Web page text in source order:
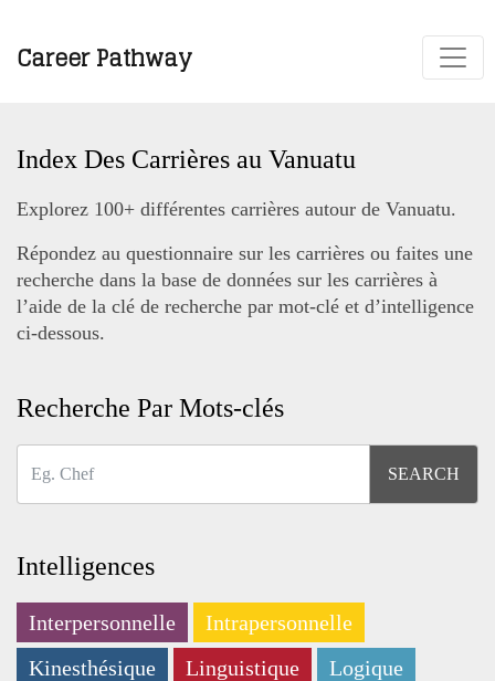
Career Pathway
Index Des Carrières au Vanuatu
Explorez 100+ différentes carrières autour de Vanuatu.
Répondez au questionnaire sur les carrières ou faites une
recherche dans la base de données sur les carrières à
l’aide de la clé de recherche par mot-clé et d’intelligence
ci-dessous.
Recherche Par Mots-clés
Intelligences
Interpersonnelle
Intrapersonnelle
Kinesthésique
Linguistique
Logique